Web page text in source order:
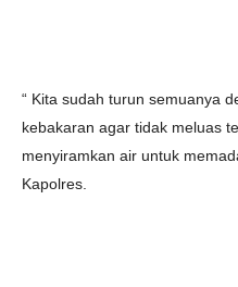
“ Kita sudah turun semuanya
kebakaran agar tidak meluas
menyiramkan air untuk
Kapolres.